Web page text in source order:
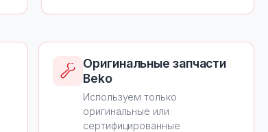
Оригинальные запчасти
Beko
Используем только
оригинальные или
сертифицированные